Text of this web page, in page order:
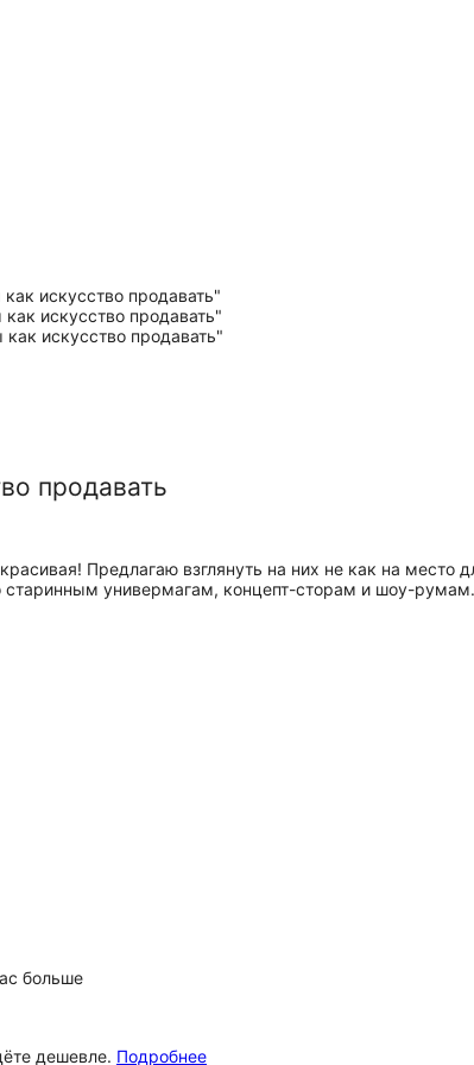
продавать
Предлагаю взглянуть на них не как на место
старинным универмагам, концепт-сторам и шоу-
больше
дешевле. Подробнее